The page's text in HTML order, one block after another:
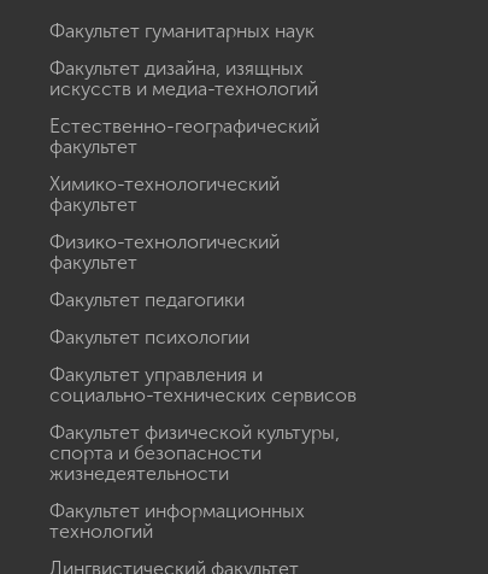
Факультет гуманитарных наук
Факультет дизайна, изящных
искусств и медиа-технологий
Естественно-географический
факультет
Химико-технологический
факультет
Физико-технологический
факультет
Факультет педагогики
Факультет психологии
Факультет управления и
социально-технических сервисов
Факультет физической культуры,
спорта и безопасности
жизнедеятельности
Факультет информационных
технологий
Лингвистический факультет